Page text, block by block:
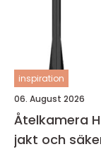
inspiration
06. August 2026
Åtelkamera Hunter smart
jakt och